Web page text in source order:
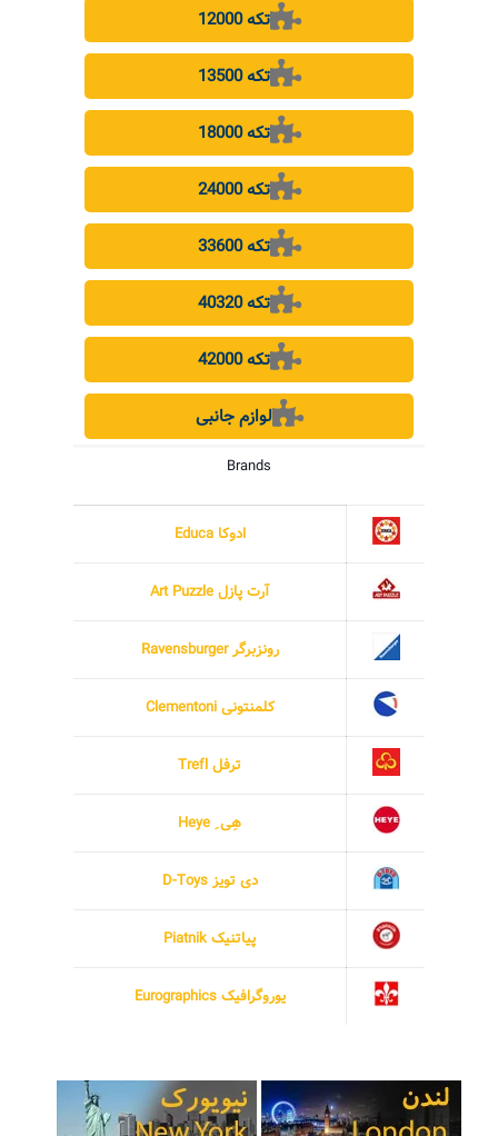
12000 تکه
13500 تکه
18000 تکه
24000 تکه
33600 تکه
40320 تکه
42000 تکه
لوازم جانبی
Brands
ادوکا Educa
آرت پازل Art Puzzle
رونزبرگر Ravensburger
کلمنتونی Clementoni
ترفل Trefl
هِی ِ Heye
دی تویز D-Toys
پیاتنیک Piatnik
یوروگرافیک Eurographics